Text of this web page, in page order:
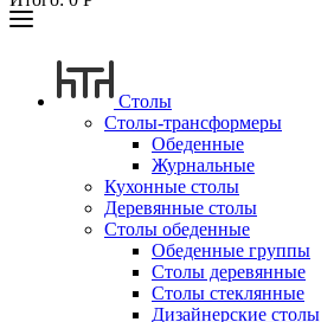
Столы
Столы-трансформеры
Обеденные
Журнальные
Кухонные столы
Деревянные столы
Столы обеденные
Обеденные группы
Столы деревянные
Столы стеклянные
Дизайнерские столы